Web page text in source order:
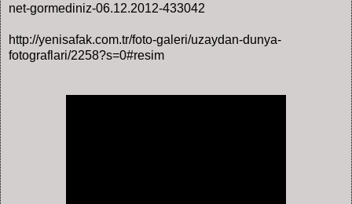
net-gormediniz-06.12.2012-433042
http://yenisafak.com.tr/foto-galeri/uzaydan-dunya-
fotograflari/2258?s=0#resim